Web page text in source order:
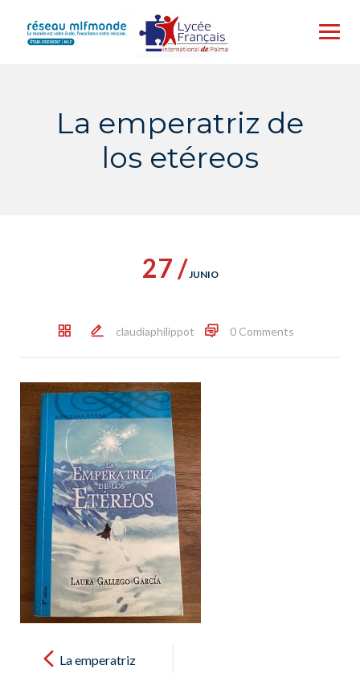
content
La emperatriz de
los etéreos
27 /JUNIO
claudiaphilippot 0 Comments
navigationLa emperatriz